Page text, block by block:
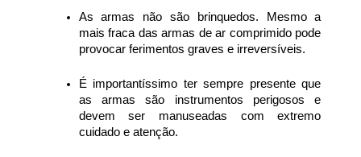
As armas não são brinquedos. Mesmo a
mais fraca das armas de ar comprimido pode
provocar ferimentos graves e irreversíveis.
É importantíssimo ter sempre presente que
as armas são instrumentos perigosos e
devem ser manuseadas com extremo
cuidado e atenção.